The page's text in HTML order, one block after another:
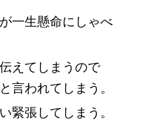
一生懸命にしゃべ
えてしまうので
言われてしまう。
緊張してしまう。